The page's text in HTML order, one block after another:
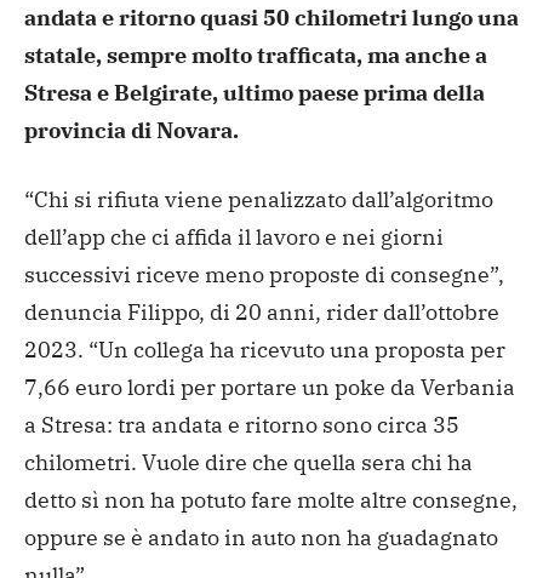
andatae ritorno quasi 50 chilometri lungo una
statale, sempre moltotrafficata, ma anche a
Stresa e Belgirate, ultimo paese primadella
provincia di Novara.
“Chi si rifiuta viene penalizzato dall’algoritmo
dell’app che ci affida il lavoro e nei giorni
successivi riceve meno proposte di consegne”,
denuncia Filippo, di 20 anni, rider dall’ottobre
2023. “Un collega ha ricevuto una proposta per
7,66 euro lordi per portare un poke da Verbania
a Stresa: tra andata e ritorno sono circa 35
chilometri. Vuole dire che quella sera chi ha
detto sì non ha potuto fare molte altre consegne,
oppure se è andato in auto non ha guadagnato